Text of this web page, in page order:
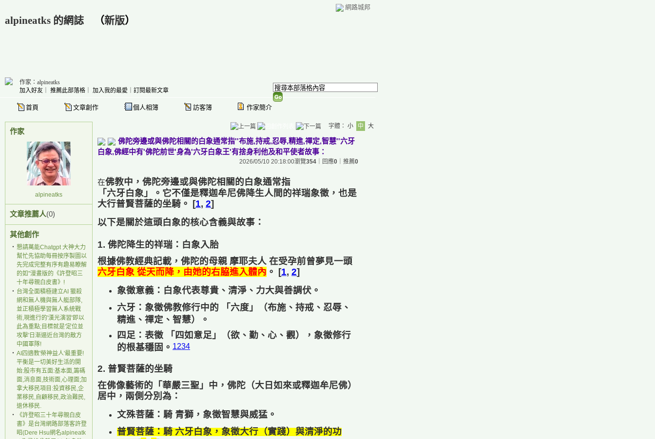
網路城邦
alpineatks 的網誌 （新版）
首頁 文章創作 個人相簿 訪客簿 作家簡介
加入好友 推薦此部落格 加入我的最愛 訂閱最新文章
作家：alpineatks
作家
alpineatks
文章推薦人(0)
其他創作
‧ 懇請萬能Chatgpt 大神大力
幫忙先協助每冊按序製圖以
先完成完整有序有趣易瞭解
的如"漫畫版的《許登昭三
十年尋親白皮書》!
‧ 台灣全面積極建立AI 獵殺
網和無人機與無人艇部隊,
並正積極學習無人系統戰
術,現進行的'漢光演習'即以
此為重點;目標就是'定位並
攻擊'日漸逼近台灣的敵方
中國軍隊!
‧ AI四適教'榮神益人'最重要!
平衡是一切美好生活的開
始:股市有五面:基本面,籌碼
面,消息面,技術面,心理面;加
拿大移民項目:投資移民,企
業移民,自顧移民,政治難民,
退休移民.
‧
《許登昭三十年尋親白皮
書》是台灣網路部落客許登
昭(Dere Hsu網名alpineatk
字體： 小 中 大
佛陀旁邊或與佛陀相關的白象通常指''布施,持戒,忍辱,精進,禪定,智慧''六牙
白象,佛經中有'佛陀前世'身為'六牙白象王'有捨身利他及和平使者故事：
2026/05/10 20:18:00瀏覽354 ｜回應0 ｜推薦0
在佛教中，佛陀旁邊或與佛陀相關的白象通常指
「六牙白象」
。它不僅是釋迦牟尼佛降生人間的祥瑞象徵，也是
大行普賢菩薩的坐騎。 [1, 2]
以下是關於這頭白象的核心含義與故事：
1. 佛陀降生的祥瑞：白象入胎
根據佛教經典記載，佛陀的母親 摩耶夫人 在受孕前曾夢見一頭
六牙白象 從天而降，由她的右脇進入體內 。 [1, 2]
象徵意義 ：白象代表尊貴、清淨、力大與善調伏。
六牙 ：象徵佛教修行中的 「六度」 （布施、持戒、忍辱、
精進、禪定、智慧）。
四足 ：表徵 「四如意足」 （欲、勤、心、觀），象徵修行
的根基穩固。 1234
2. 普賢菩薩的坐騎
在佛像藝術的「華嚴三聖」中，佛陀（大日如來或釋迦牟尼佛）
居中，兩側分別為：
文殊菩薩 ：騎 青獅 ，象徵智慧與威猛。
普賢菩薩 ：騎 六牙白象 ，象徵大行（實踐）與清淨的功